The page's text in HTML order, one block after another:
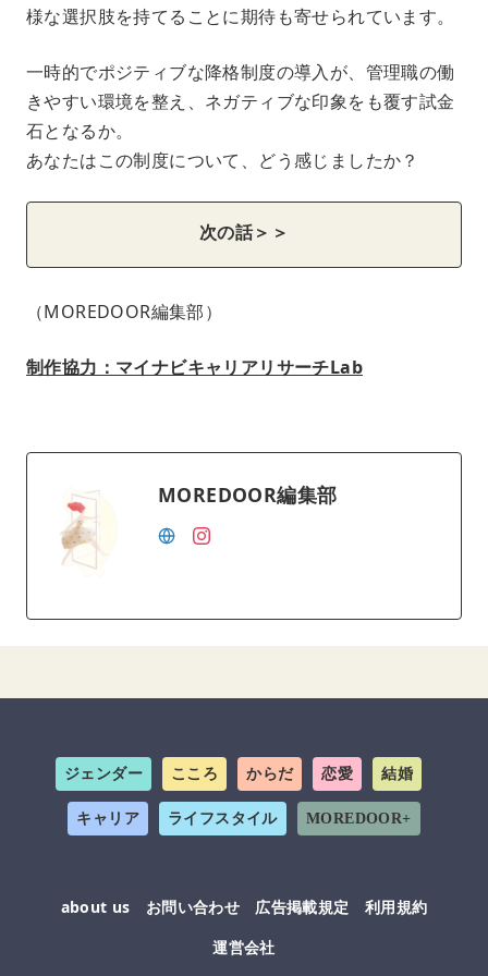
様な選択肢を持てることに期待も寄せられています。
一時的でポジティブな降格制度の導入が、管理職の働
きやすい環境を整え、ネガティブな印象をも覆す試金
石となるか。
あなたはこの制度について、どう感じましたか？
次の話＞＞
（MOREDOOR編集部）
制作協力：マイナビキャリアリサーチLab
MOREDOOR編集部
ジェンダー こころ からだ 恋愛 結婚
キャリア ライフスタイル MOREDOOR+
about us お問い合わせ 広告掲載規定
利用規約
運営会社